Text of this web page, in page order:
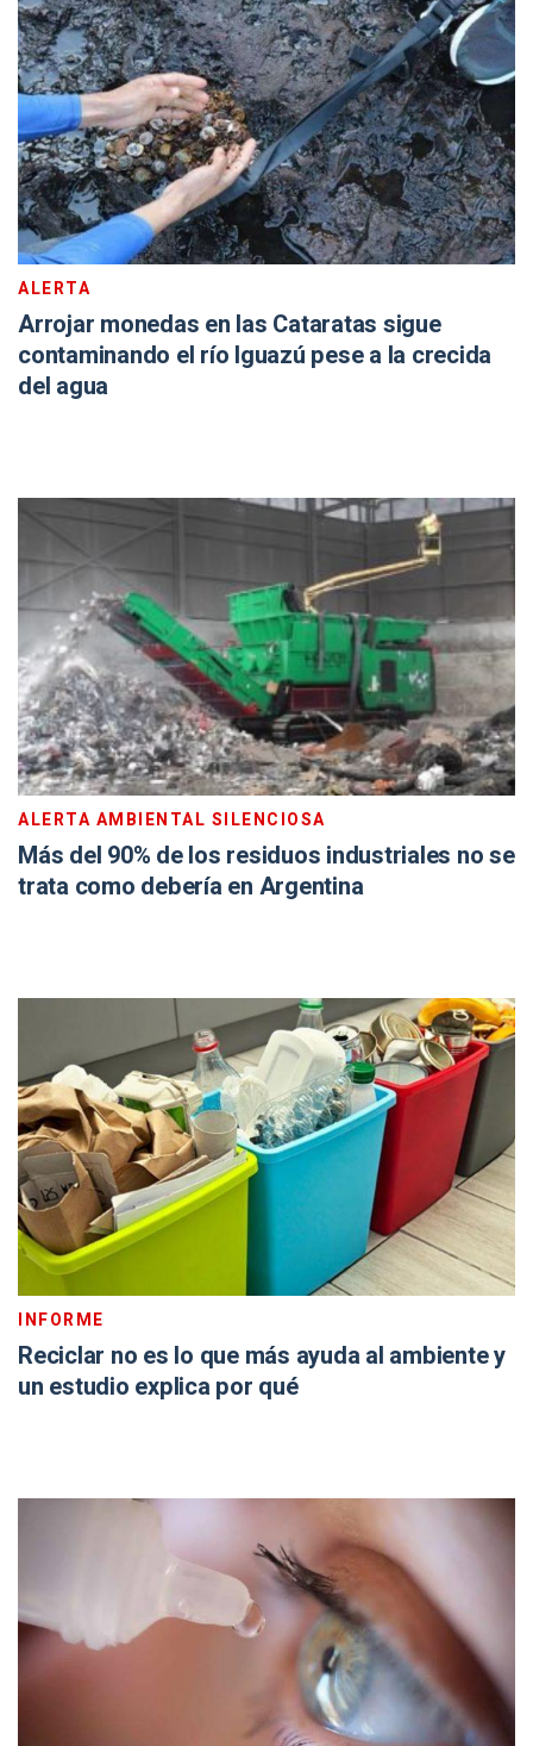
ALERTA
Arrojar monedas en las Cataratas sigue
contaminando el río Iguazú pese a la crecida
del agua
ALERTA AMBIENTAL SILENCIOSA
Más del 90% de los residuos industriales no se
trata como debería en Argentina
INFORME
Reciclar no es lo que más ayuda al ambiente y
un estudio explica por qué